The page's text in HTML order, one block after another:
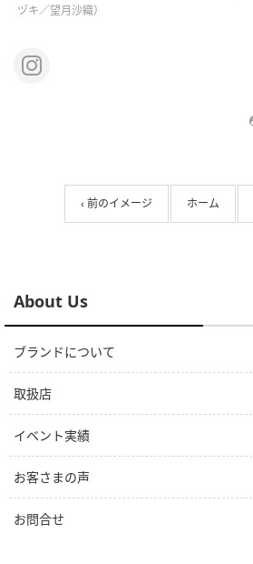
ヅキ／望月沙織）
‹ 前のイメージ ホーム
About Us
ブランドについて
取扱店
イベント実績
お客さまの声
お問合せ